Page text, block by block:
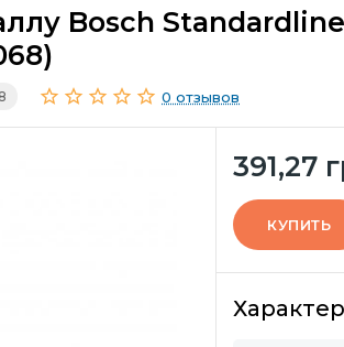
Bosch Standardline
0 отзывов
391,27
КУПИТЬ